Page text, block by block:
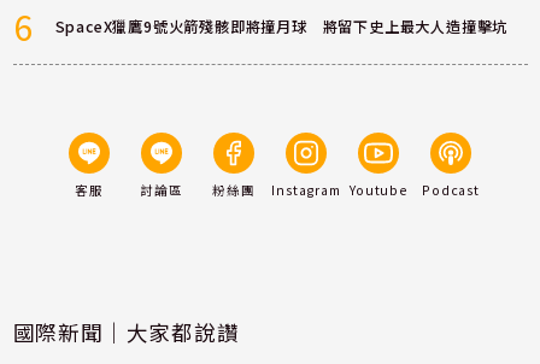
6 SpaceX獵鷹9號火箭殘骸即將撞月球 將留下史上最大人造撞擊坑
客服 討論區 粉絲團 Instagram Youtube Podcast
國際新聞｜大家都說讚